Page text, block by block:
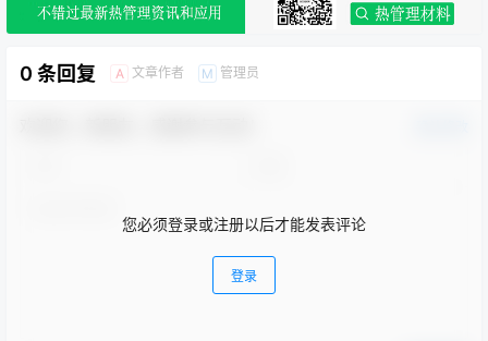
0 条回复 A 文章作者 M 管理员
您必须登录或注册以后才能发表评论
登录